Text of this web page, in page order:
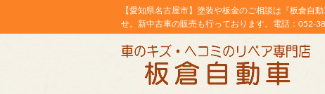
【愛知県名古屋市】塗装や板金のご相談は『板倉自
せ。新中古車の販売も行っております。電話：052-